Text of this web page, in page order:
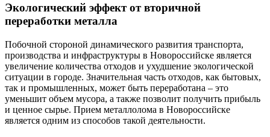
Экологический эффект от вторичной
переработки металла
Побочной стороной динамического развития транспорта,
производства и инфраструктуры в Новороссийске является
увеличение количества отходов и ухудшение экологической
ситуации в городе. Значительная часть отходов, как бытовых,
так и промышленных, может быть переработана – это
уменьшит объем мусора, а также позволит получить прибыль
и ценное сырье. Прием металлолома в Новороссийске
является одним из способов такой деятельности.